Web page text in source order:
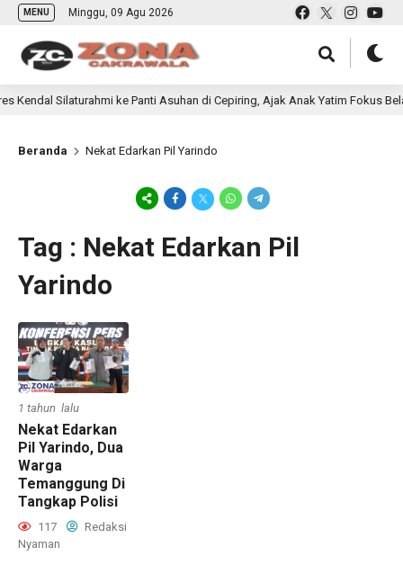
MENU Minggu, 09 Agu 2026
Kendal Silaturahmi ke Panti Asuhan di Cepiring, Ajak Anak Yatim Fokus
Beranda Nekat Edarkan Pil Yarindo
Tag : Nekat Edarkan Pil
Yarindo
1 tahun lalu
Nekat Edarkan
Pil Yarindo, Dua
Warga
Temanggung Di
Tangkap Polisi
117
Redaksi
Nyaman